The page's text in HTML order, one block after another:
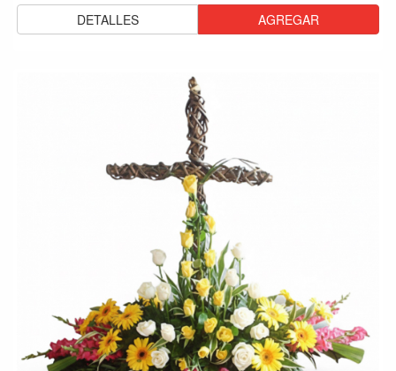
DETALLES AGREGAR